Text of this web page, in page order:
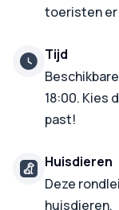
toeristen er
Tijd
18:00. Kies
past!
Huisdieren
Deze
huisdieren.